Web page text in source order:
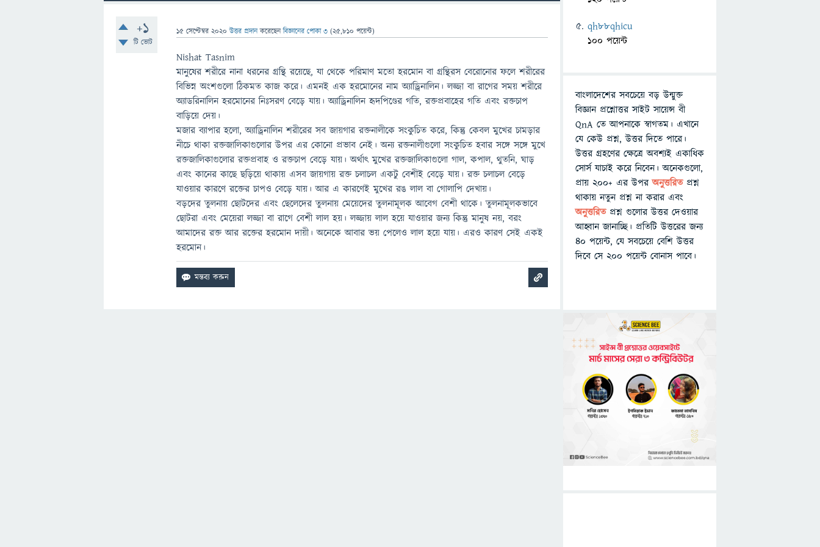
+1
টি ভোট
15 সেপ্টেম্বর 2020 উত্তর প্রদান করেছেনবিজ্ঞানের পোকা ৩ (25,810 পয়েন্ট)
Nishat Tasnim
মানুষের শরীরে নানা ধরনের গ্রন্থি রয়েছে, যা থেকে পরিমাণ মতো হরমোন বা গ্রন্থিরস বেরোনোর ফলে শরীরের
বিভিন্ন অংশগুলো ঠিকমত কাজ করে। এমনই এক হরমোনের নাম অ্যাড্রিনালিন। লজ্জা বা রাগের সময় শরীরে
অ্যাডরিনালিন হরমোনের নিঃসরণ বেড়ে যায়। অ্যাড্রিনালিন হৃদপিণ্ডের গতি, রক্তপ্রবাহের গতি এবং রক্তচাপ
বাড়িয়ে দেয়।
মজার ব্যাপার হলো, অ্যাড্রিনালিন শরীরের সব জায়গার রক্তনালীকে সংকুচিত করে, কিন্তু কেবল মুখের চামড়ার
নীচে থাকা রক্তজালিকাগুলোর উপর এর কোনো প্রভাব নেই। অন্য রক্তনালীগুলো সংকুচিত হবার সঙ্গে সঙ্গে মুখে
রক্তজালিকাগুলোর রক্তপ্রবাহ ও রক্তচাপ বেড়ে যায়। অর্থাৎ মুখের রক্তজালিকাগুলো গাল, কপাল, থুতনি, ঘাড়
এবং কানের কাছে ছড়িয়ে থাকায় এসব জায়গায় রক্ত চলাচল একটু বেশীই বেড়ে যায়। রক্ত চলাচল বেড়ে
যাওয়ার কারণে রক্তের চাপও বেড়ে যায়। আর এ কারণেই মুখের রঙ লাল বা গোলাপি দেখায়।
বড়দের তুলনায় ছোটদের এবং ছেলেদের তুলনায় মেয়েদের তুলনামূলক আবেগ বেশী থাকে। তুলনামূলকভাবে
ছোটরা এবং মেয়েরা লজ্জা বা রাগে বেশী লাল হয়। লজ্জায় লাল হয়ে যাওয়ার জন্য কিন্তু মানুষ নয়, বরং
আমাদের রক্ত আর রক্তের হরমোন দায়ী। অনেকে আবার ভয় পেলেও লাল হয়ে যায়। এরও কারণ সেই একই
হরমোন।
qh88qhicu
100 পয়েন্ট
বাংলাদেশের সবচেয়ে বড় উন্মুক্ত
বিজ্ঞান প্রশ্নোত্তর সাইট সায়েন্স বী
QnA তে আপনাকে স্বাগতম। এখানে
যে কেউ প্রশ্ন, উত্তর দিতে পারে।
উত্তর গ্রহণের ক্ষেত্রে অবশ্যই একাধিক
সোর্স যাচাই করে নিবেন। অনেকগুলো,
প্রায় ২০০+ এর উপরঅনুত্তরিতপ্রশ্ন
থাকায় নতুন প্রশ্ন না করার এবং
অনুত্তরিত প্রশ্ন গুলোর উত্তর দেওয়ার
আহ্বান জানাচ্ছি। প্রতিটি উত্তরের জন্য
৪০ পয়েন্ট, যে সবচেয়ে বেশি উত্তর
দিবে সে ২০০ পয়েন্ট বোনাস পাবে।